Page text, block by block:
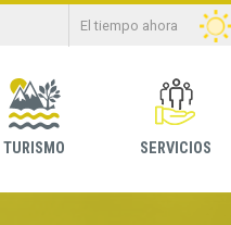
El tiempo ahora
TURISMO SERVICIOS